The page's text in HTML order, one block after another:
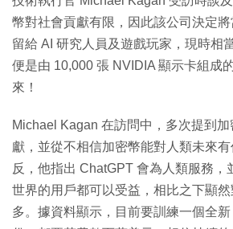
幣對社會貢獻有限，因此該公司決定將
留給 AI 研究人員及遊戲玩家，現時相
便是由 10,000 張 NVIDIA 顯示卡組成
來！
Michael Kagan 在訪問中，多次提到
獻，並從不相信加密幣能對人類未來
反，他指出 ChatGPT 會為人類服務，
世界的用戶都可以受益，相比之下顯
多。據資料顯示，目前要訓練一個全